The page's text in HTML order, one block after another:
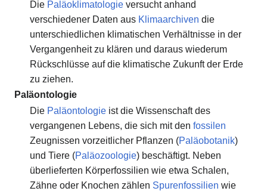
Die Paläoklimatologieversucht anhand
verschiedener Daten aus Klimaarchiven die
unterschiedlichen klimatischen Verhältnisse in der
Vergangenheit zu klären und daraus wiederum
Rückschlüsse auf die klimatische Zukunft der Erde
zu ziehen.
Paläontologie
Die Paläontologieist die Wissenschaft des
vergangenen Lebens, die sich mit den fossilen
Zeugnissen vorzeitlicher Pflanzen (Paläobotanik)
und Tiere (Paläozoologie) beschäftigt. Neben
überlieferten Körperfossilien wie etwa Schalen,
Zähne oder Knochen zählen Spurenfossilien wie